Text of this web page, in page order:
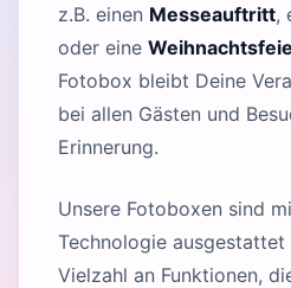
z.B. einen Messeauftritt,
oder eine
Fotobox bleibt Deine
bei allen Gästen und
Erinnerung.
Unsere Fotoboxen sind
Technologie
Vielzahl an Funktionen,